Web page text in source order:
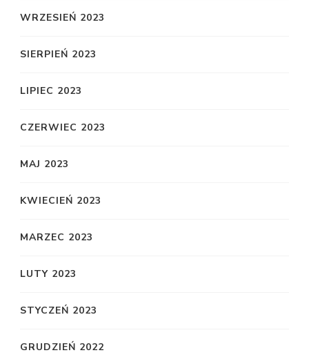
WRZESIEŃ 2023
SIERPIEŃ 2023
LIPIEC 2023
CZERWIEC 2023
MAJ 2023
KWIECIEŃ 2023
MARZEC 2023
LUTY 2023
STYCZEŃ 2023
GRUDZIEŃ 2022